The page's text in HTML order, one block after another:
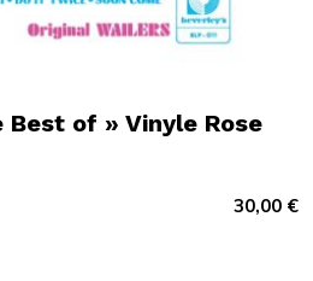
Best of » Vinyle Rose
30,00 €